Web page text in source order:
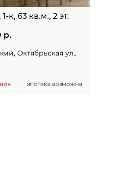
к, 63 кв.м., 2 эт.
р.
Октябрьская ул.,
ипотека возможна